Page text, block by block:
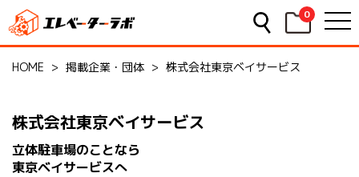
0
HOME > 掲載企業・団体 > 株式会社東京ベイサービス
株式会社東京ベイサービス
立体駐車場のことなら
東京ベイサービスへ